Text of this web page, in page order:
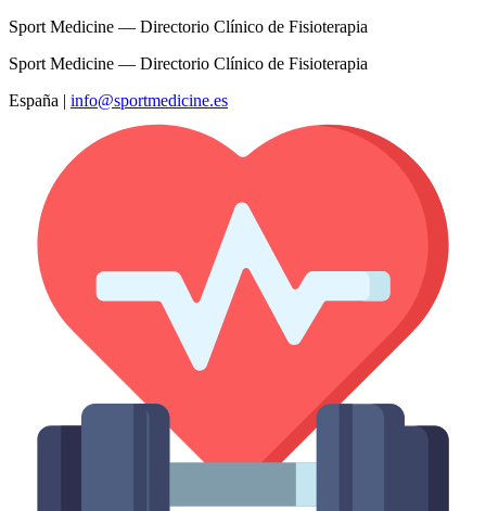
Sport Medicine — Directorio Clínico de Fisioterapia
Sport Medicine — Directorio Clínico de Fisioterapia
España | info@sportmedicine.es